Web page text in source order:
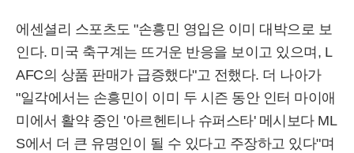
에센셜리 스포츠도 "손흥민 영입은 이미 대박으로 보
인다. 미국 축구계는 뜨거운 반응을 보이고 있으며, L
AFC의 상품 판매가 급증했다"고 전했다. 더 나아가
"일각에서는 손흥민이 이미 두 시즌 동안 인터 마이애
미에서 활약 중인 '아르헨티나 슈퍼스타' 메시보다 ML
S에서 더 큰 유명인이 될 수 있다고 주장하고 있다"며